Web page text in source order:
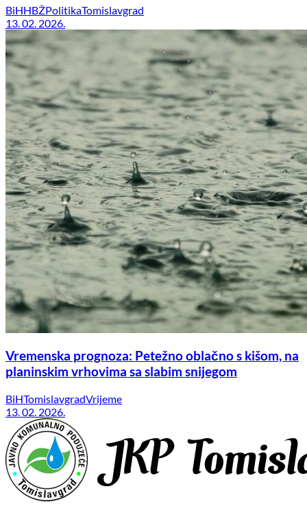
BiHHBŽPolitikaTomislavgrad
13. 02. 2026.
Vremenska prognoza: Petežno oblačno s kišom, na
planinskim vrhovima sa slabim snijegom
BiHTomislavgradVrijeme
13. 02. 2026.